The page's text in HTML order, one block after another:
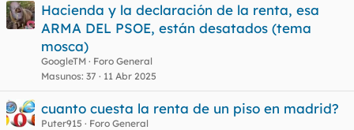
Hacienda y la declaración de la renta, esa
ARMA DEL PSOE, están desatados (tema
mosca)
GoogleTM
Foro General
Masunos 37 11 Abr 2025
cuanto cuesta la renta de un piso en madrid?
Puter915
Foro General